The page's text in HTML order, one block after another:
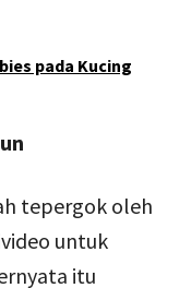
pada Kucing
tepergok oleh
untuk
itu